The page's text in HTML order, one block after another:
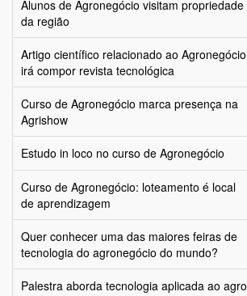
Alunos de Agronegócio visitam propriedade
da região
Artigo científico relacionado ao Agronegócio
irá compor revista tecnológica
Curso de Agronegócio marca presença na
Agrishow
Estudo in loco no curso de Agronegócio
Curso de Agronegócio: loteamento é local
de aprendizagem
Quer conhecer uma das maiores feiras de
tecnologia do agronegócio do mundo?
Palestra aborda tecnologia aplicada ao agro